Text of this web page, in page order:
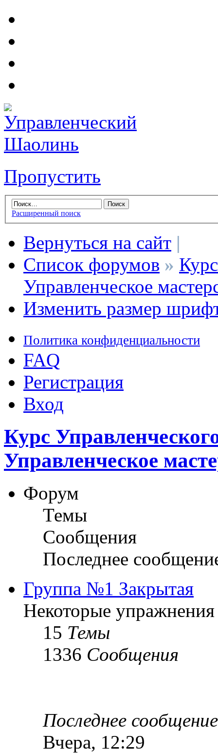
Пропустить
Расширенный поиск
Вернуться на сайт |
Список форумов »
Управленческое
Изменить размер
Политика конфиденциальности
FAQ
Регистрация
Вход
Курс
Управленческое
Форум
Темы
Сообщения
Последнее
Группа №1 Закрытая
Некоторые упражнения
15 Темы
1336 Сообщения
Последнее сообщение
Вчера, 12:29